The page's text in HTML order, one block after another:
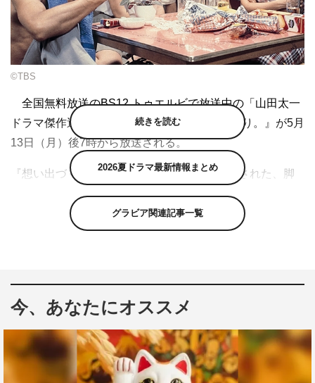
©TBS
全国無料放送のBS12 トゥエルビで放送中の「山田太一
ドラマ傑作選」の第2弾として、『想い出づくり。』が5月
13日（月）後7時から放送される。
『想い出づくり。』は1981年にTBS系で放送された、脚
本家・山田太一のオリジナル書き下ろしドラマ。森昌子、
古手川祐子、田中裕子が主演し、結婚までに何か想い出を
作ろうと必死に励む、適齢期を迎えた3人の女性たちの日
続きを読む
2026夏ドラマ最新情報まとめ
グラビア関連記事一覧
今、あなたにオススメ